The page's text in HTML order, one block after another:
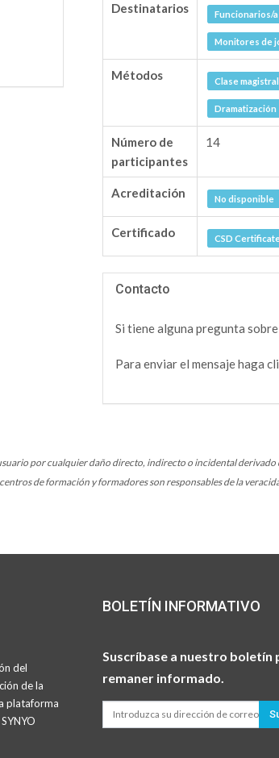
Destinatarios Funcionarios/
Monitores de
Métodos Clase magistral
Dramatización
Número de
participantes
14
Acreditación No disponible
Certificado CSD Certificate
Contacto
Si tiene alguna pregunta
Para enviar el mensaje haga
por cualquier daño directo, indirecto o incidental derivado
de formación y formadores son responsables de la
del
de la
plataforma
BOLETÍN INFORMATIVO
Suscríbase a nuestro boletín
remaner informado.